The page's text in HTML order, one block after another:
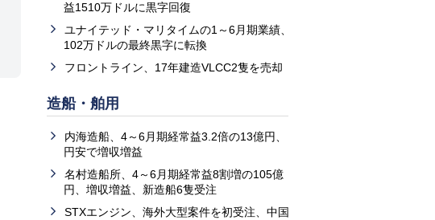
益1510万ドルに黒字回復
ユナイテッド・マリタイムの1～6月期業績、
102万ドルの最終黒字に転換
フロントライン、17年建造VLCC2隻を売却
造船・舶用
内海造船、4～6月期経常益3.2倍の13億円、
円安で増収増益
名村造船所、4～6月期経常益8割増の105億
円、増収増益、新造船6隻受注
STXエンジン、海外大型案件を初受注、中国